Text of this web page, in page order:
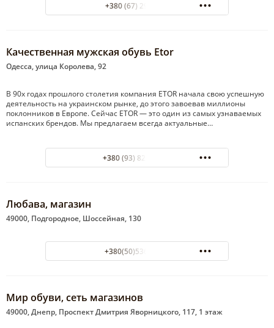
+380 (67) 2906904
Качественная мужская обувь Etor
Одесса, улица Королева, 92
В 90х годах прошлого столетия компания ETOR начала свою успешную
деятельность на украинском рынке, до этого завоевав миллионы
поклонников в Европе. Сейчас ETOR — это один из самых узнаваемых
испанских брендов. Мы предлагаем всегда актуальные…
+380 (93) 829-87-46
Любава, магазин
49000, Подгородное, Шоссейная, 130
+380(50)536-46-69
Мир обуви, сеть магазинов
49000, Днепр, Проспект Дмитрия Яворницкого, 117, 1 этаж